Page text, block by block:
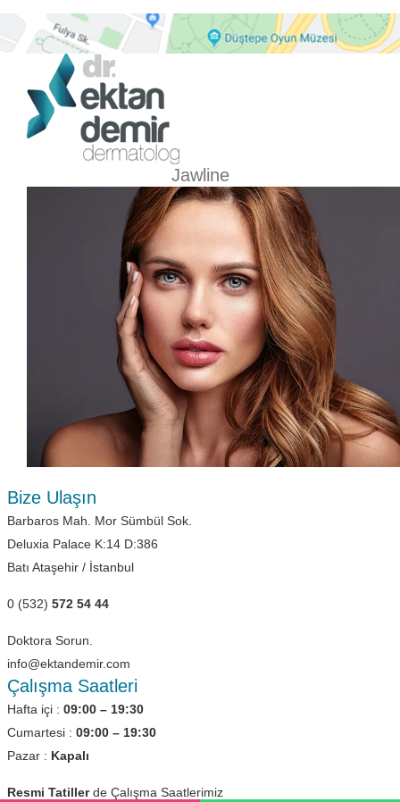
Jawline
Bize Ulaşın
Barbaros Mah. Mor Sümbül Sok.
Deluxia Palace K:14 D:386
Batı Ataşehir / İstanbul
0 (532) 572 54 44
Doktora Sorun.
info@ektandemir.com
Çalışma Saatleri
Hafta içi : 09:00 – 19:30
Cumartesi : 09:00 – 19:30
Pazar : Kapalı
Resmi Tatillerde Çalışma Saatlerimiz